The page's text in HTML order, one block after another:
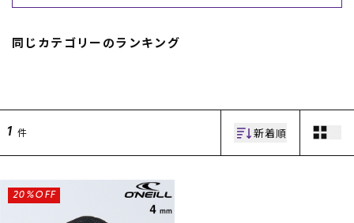
覧
中古/アウトレット サー
フ
ー
ギフトラッピング
アフターサポート
下取り保証について
よくある質問
同じカテゴリーのランキング
1 件 新着順
20%OFF